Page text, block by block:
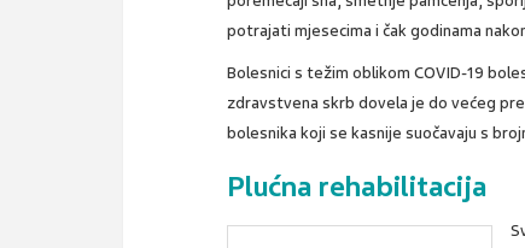
potrajati mjesecima i čak godinama
Bolesnici s težim oblikom COVID-19
zdravstvena skrb dovela je do većeg
bolesnika koji se kasnije suočavaju s
Plućna rehabilitacija